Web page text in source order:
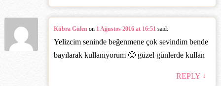
Kübra Gülen on 1 Ağustos 2016 at 16:51 said:
Yelizcim seninde beğenmene çok sevindim bende
bayılarak kullanıyorum 🙂 güzel günlerde kullan
REPLY ↓